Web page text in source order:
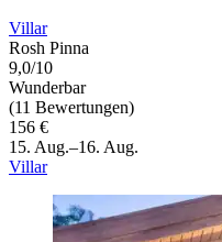
Villar
Rosh Pinna
9,0/10
Wunderbar
(11 Bewertungen)
156 €
15. Aug.–16. Aug.
Villar